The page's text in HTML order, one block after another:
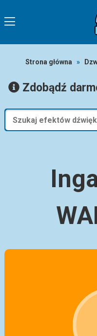
Strona główna »
Zdobądź